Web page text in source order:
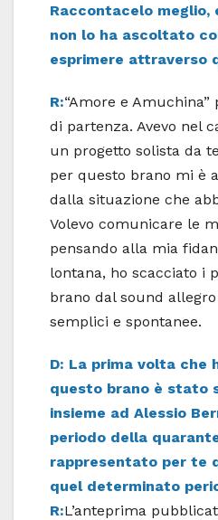
Raccontacelo meglio,
non lo ha ascoltato
esprimere attraverso
R:“Amore e
di partenza. Avevo nel
un progetto solista da
per questo brano mi è
dalla situazione che
Volevo comunicare le
pensando alla mia
lontana, ho scacciato i
brano dal sound
semplici e spontanee.
D: La prima volta che
questo brano è stato
insieme ad Alessio
periodo della
rappresentato per te
quel determinato
R:L’anteprima